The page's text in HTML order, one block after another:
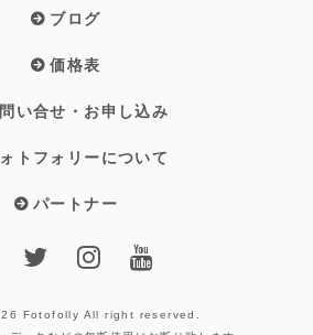
ブログ
価格表
い合せ・お申し込み
トフォリーについて
パートナー
Fotofolly All right reserved.